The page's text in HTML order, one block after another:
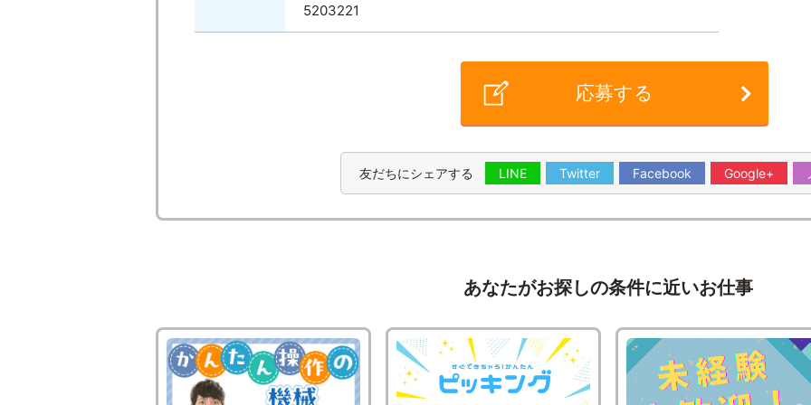
5203221
応募する
友だちにシェアする LINE Twitter Facebook Google+
あなたがお探しの条件に近いお仕事